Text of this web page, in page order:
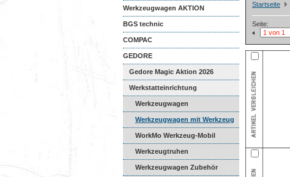
Werkzeugwagen AKTION
BGS technic
COMPAC
GEDORE
Gedore Magic Aktion 2026
Werkstatteinrichtung
Werkzeugwagen
Werkzeugwagen mit Werkzeug
WorkMo Werkzeug-Mobil
Werkzeugtruhen
Werkzeugwagen Zubehör
Startseite
Seite: